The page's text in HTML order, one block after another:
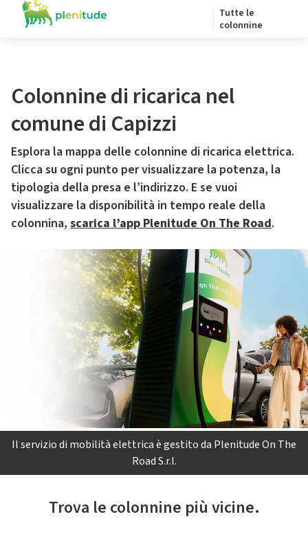
Tutte le
colonnine
Colonnine di ricarica nel
comune di Capizzi
Esplora la mappa delle colonnine di ricarica elettrica.
Clicca su ogni punto per visualizzare la potenza, la
tipologia della presa e l’indirizzo. E se vuoi
visualizzare la disponibilità in tempo reale della
colonnina, scarica l’app Plenitude On The Road.
Il servizio di mobilità elettrica è gestito da Plenitude On The
Road S.r.l.
Trova le colonnine più vicine.